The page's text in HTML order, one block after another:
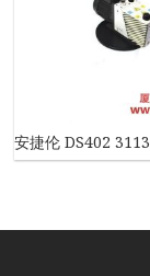
安捷伦 DS402